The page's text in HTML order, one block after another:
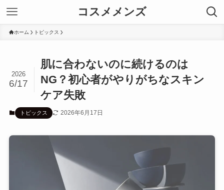
コスメメンズ
ホーム トピックス
肌に合わないのに続けるのは
NG？初心者がやりがちなスキン
ケア失敗
2026
6/17
トピックス 2026年6月17日